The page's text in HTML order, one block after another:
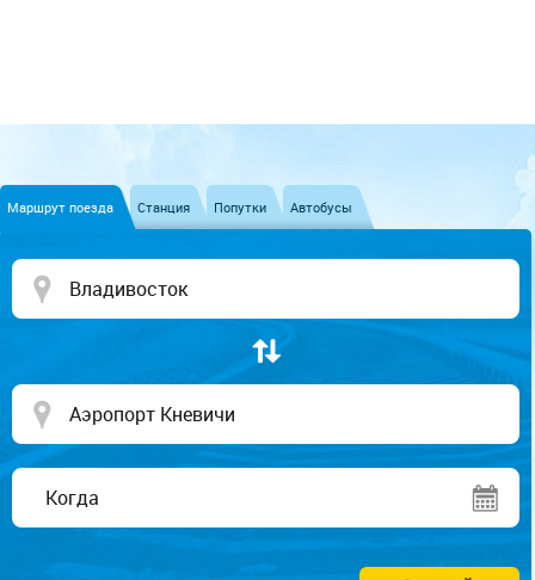
Маршрут поезда Станция Попутки Автобусы